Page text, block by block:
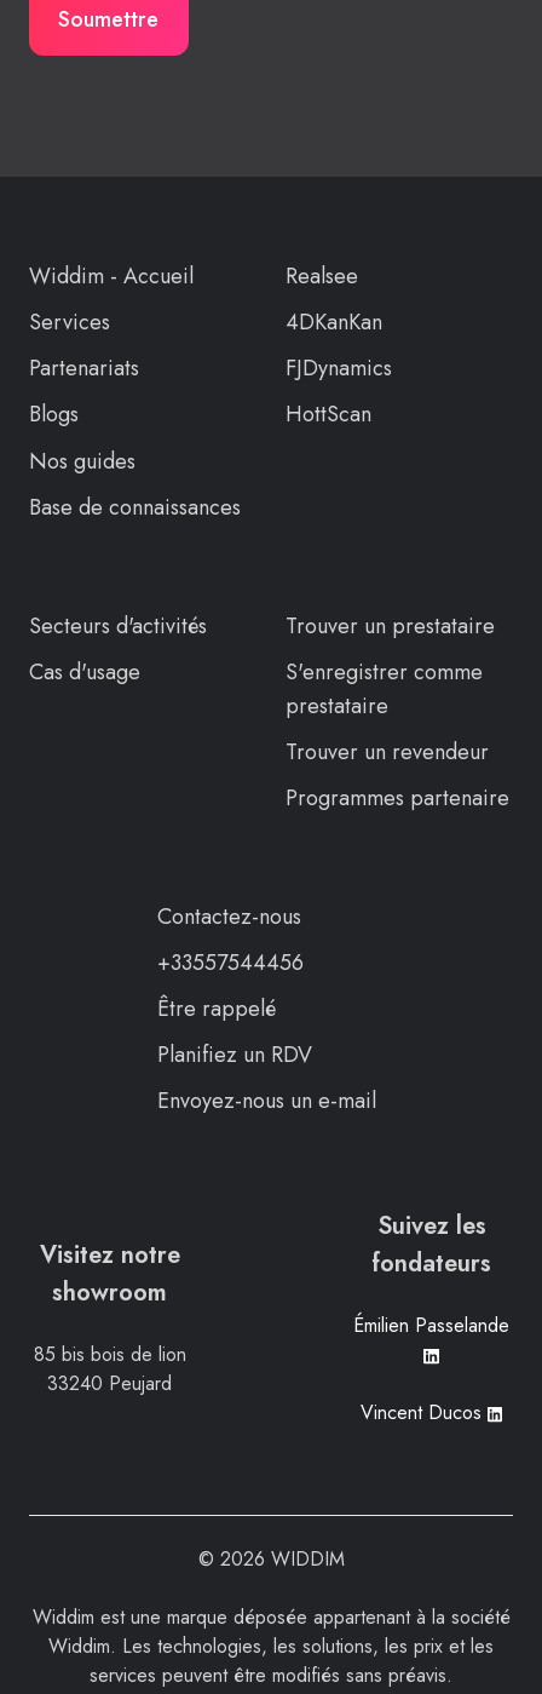
Widdim - Accueil
Services
Partenariats
Blogs
Nos guides
Base de connaissances
Realsee
4DKanKan
FJDynamics
HottScan
Secteurs d'activités
Cas d'usage
Trouver un prestataire
S'enregistrer comme
prestataire
Trouver un revendeur
Programmes partenaire
Contactez-nous
+33557544456
Être rappelé
Planifiez un RDV
Envoyez-nous un e-mail
Visitez notre
showroom
85 bis bois de lion
33240 Peujard
Suivez les
fondateurs
Émilien Passelande
Vincent Ducos
© 2026 WIDDIM
Widdim est une marque déposée appartenant à la société
Widdim. Les technologies, les solutions, les prix et les
services peuvent être modifiés sans préavis.